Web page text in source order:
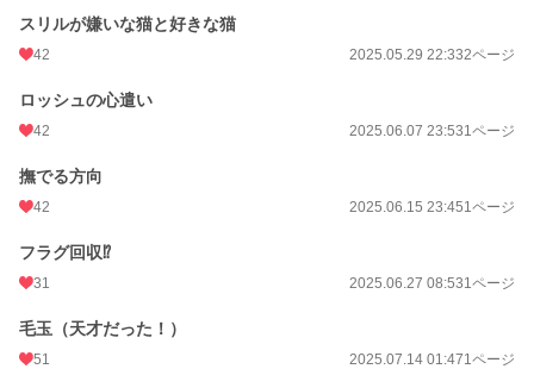
スリルが嫌いな猫と好きな猫
42 2025.05.29 22:332ページ
ロッシュの心遣い
42 2025.06.07 23:531ページ
撫でる方向
42 2025.06.15 23:451ページ
フラグ回収⁉
31 2025.06.27 08:531ページ
毛玉（天才だった！）
51 2025.07.14 01:471ページ